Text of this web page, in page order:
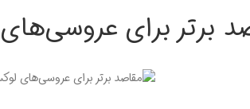
برتر برای عروسی‌های